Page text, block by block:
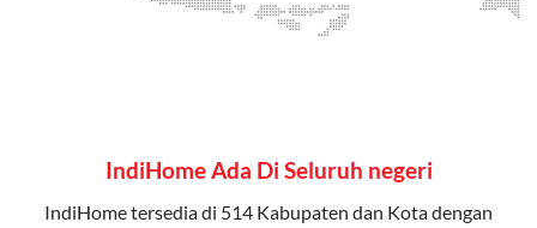
IndiHome Ada Di Seluruh negeri
IndiHome tersedia di 514 Kabupaten dan Kota dengan